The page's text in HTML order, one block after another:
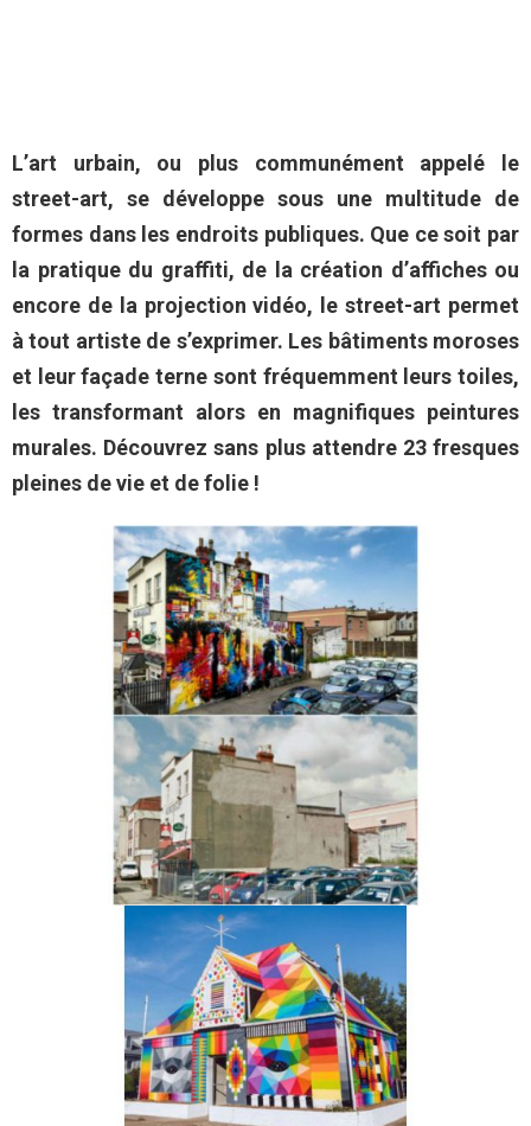
L’art urbain, ou plus communément appelé le
street-art, se développe sous une multitude de
formes dans les endroits publiques. Que ce soit par
la pratique du graffiti, de la création d’affiches ou
encore de la projection vidéo, le street-art permet
à tout artiste de s’exprimer. Les bâtiments moroses
et leur façade terne sont fréquemment leurs toiles,
les transformant alors en magnifiques peintures
murales. Découvrez sans plus attendre 23 fresques
pleines de vie et de folie !